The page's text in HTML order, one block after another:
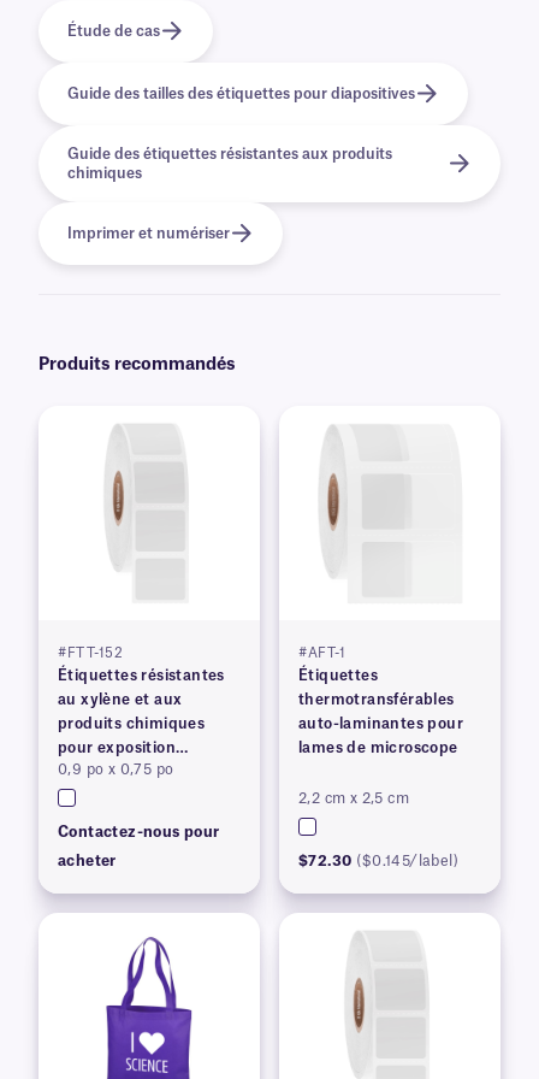
Étude de cas
Guide des tailles des étiquettes pour diapositives
Guide des étiquettes résistantes aux produits
chimiques
Imprimer et numériser
Produits recommandés
#FTT-152
Étiquettes résistantes
au xylène et aux
produits chimiques
pour exposition
prolongée
0,9 po x 0,75 po
Contactez-nous pour
acheter
#AFT-1
Étiquettes
thermotransférables
auto-laminantes pour
lames de microscope
2,2 cm x 2,5 cm
$72.30 ($0.145/label)